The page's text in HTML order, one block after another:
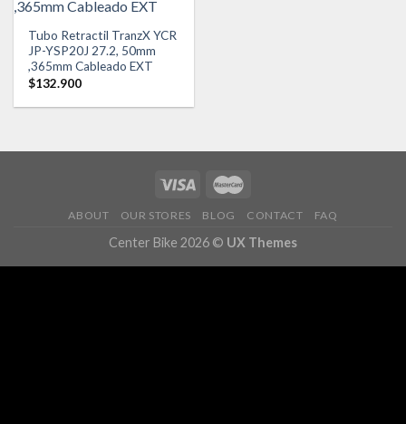
a la
lista de
deseos
Tubo Retractil TranzX YCR
JP-YSP20J 27.2, 50mm
,365mm Cableado EXT
$132.900
ABOUT OUR STORES BLOG CONTACT FAQ
Center Bike 2026 © UX Themes